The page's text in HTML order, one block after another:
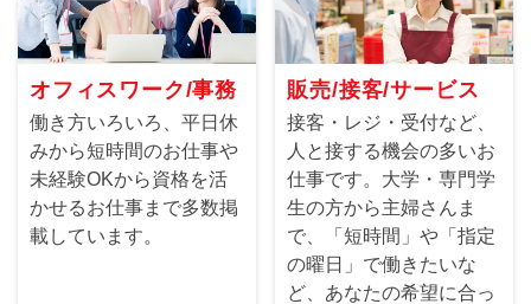
オフィスワーク/事務
働き方いろいろ、平日休
みから短時間のお仕事や
未経験OKから資格を活
かせるお仕事まで多数掲
載しています。
販売/接客/サービス
接客・レジ・受付など、
人と接する機会の多いお
仕事です。大学・専門学
生の方から主婦さんま
で、「短時間」や「指定
の曜日」で働きたいな
ど、あなたの希望に合っ